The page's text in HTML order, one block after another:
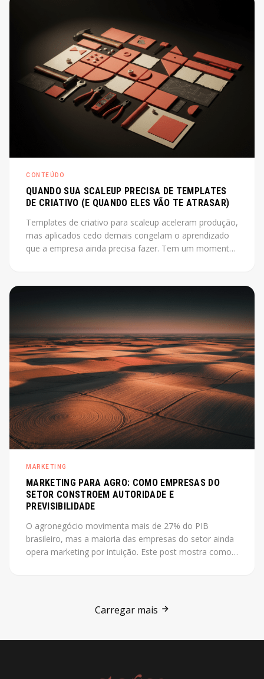
CONTEÚDO
QUANDO SUA SCALEUP PRECISA DE TEMPLATES
DE CRIATIVO (E QUANDO ELES VÃO TE ATRASAR)
Templates de criativo para scaleup aceleram produção,
mas aplicados cedo demais congelam o aprendizado
que a empresa ainda precisa fazer. Tem um momento
montar um sistema, industrializar. Só que esse instinto,
a empresa ainda precisa descobrir.
MARKETING
MARKETING PARA AGRO: COMO EMPRESAS DO
SETOR CONSTROEM AUTORIDADE E
PREVISIBILIDADE
O agronegócio movimenta mais de 27% do PIB
brasileiro, mas a maioria das empresas do setor ainda
opera marketing por intuição. Este post mostra como
Carregar mais